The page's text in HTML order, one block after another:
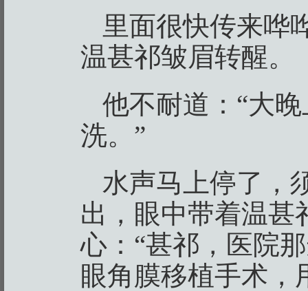
里面很快传来哗
温甚祁皱眉转醒。
他不耐道：“大
洗。”
水声马上停了，
出，眼中带着温甚
心：“甚祁，医院
眼角膜移植手术，